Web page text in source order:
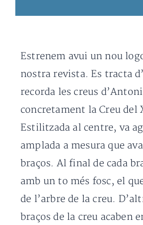
Estrenem avui un nou
nostra revista. Es tracta
recorda les creus
concretament la Creu del
Estilitzada al centre, va
amplada a mesura que
braços. Al final de cada
amb un to més fosc, el
de l’arbre de la creu.
braços de la creu acaben